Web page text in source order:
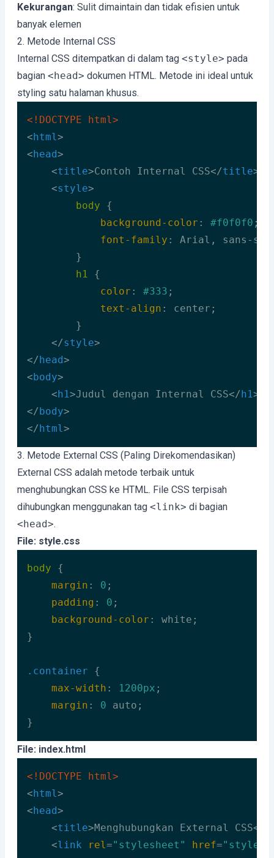
Kekurangan: Sulit dimaintain dan tidak efisien untuk
banyak elemen
2. Metode Internal CSS
Internal CSS ditempatkan di dalam tag <style> pada
bagian <head> dokumen HTML. Metode ini ideal untuk
styling satu halaman khusus.
<!DOCTYPE html>
<html>
<head>
<title>Contoh Internal CSS</title>
<style>
body {
background-color : #f0f0f0 ;
font-family : Arial, sans-
        }
h1 {
color : #333 ;
text-align : center;
        }
</style>
</head>
<body>
<h1>Judul dengan Internal CSS</h1>
</body>
</html>
Code language: HTML, XML (xml)
3. Metode External CSS (Paling Direkomendasikan)
External CSS adalah metode terbaik untuk
menghubungkan CSS ke HTML. File CSS terpisah
dihubungkan menggunakan tag <link> di bagian
<head>.
File: style.css
body {
margin : 0 ;
padding : 0 ;
background-color : white;
}
.container {
max-width : 1200px ;
margin : 0 auto;
}
Code language:
File: index.html
<!DOCTYPE html>
<html>
<head>
<title>Menghubungkan External CSS</
<link rel="stylesheet" href=